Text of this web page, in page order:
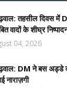
तहसील दिवस में
वादों के शीघ्र
04, 2026
DM ने बस अड्डे
नाराज़गी